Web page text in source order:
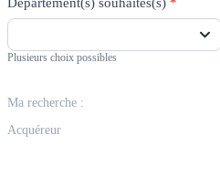
Département(s) souhaités(s) *
Plusieurs choix possibles
Ma recherche :
Acquéreur